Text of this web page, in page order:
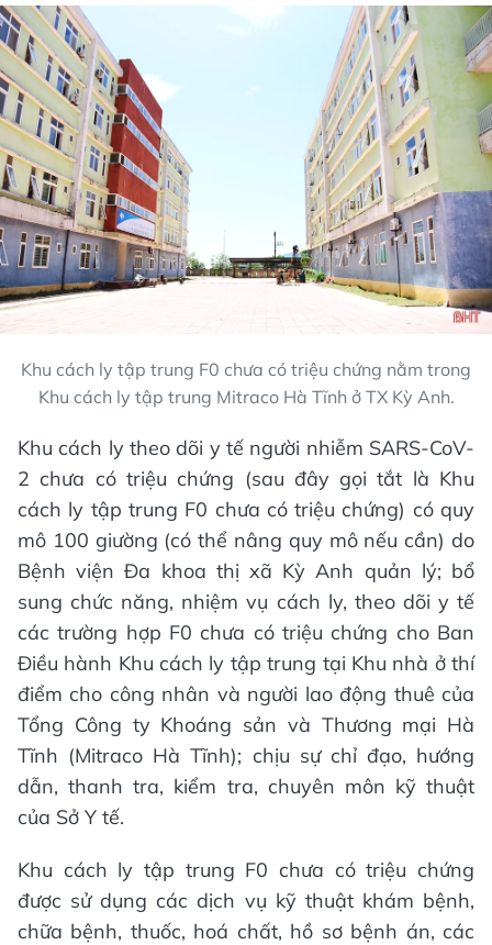
Khu cách ly tập trung F0 chưa có triệu chứng nằm trong
Khu cách ly tập trung Mitraco Hà Tĩnh ở TX Kỳ Anh.
Khu cách ly theo dõi y tế người nhiễm SARS-CoV-
2 chưa có triệu chứng (sau đây gọi tắt là Khu
cách ly tập trung F0 chưa có triệu chứng) có quy
mô 100 giường (có thể nâng quy mô nếu cần) do
Bệnh viện Đa khoa thị xã Kỳ Anh quản lý; bổ
sung chức năng, nhiệm vụ cách ly, theo dõi y tế
các trường hợp F0 chưa có triệu chứng cho Ban
Điều hành Khu cách ly tập trung tại Khu nhà ở thí
điểm cho công nhân và người lao động thuê của
Tổng Công ty Khoáng sản và Thương mại Hà
Tĩnh (Mitraco Hà Tĩnh); chịu sự chỉ đạo, hướng
dẫn, thanh tra, kiểm tra, chuyên môn kỹ thuật
của Sở Y tế.
Khu cách ly tập trung F0 chưa có triệu chứng
được sử dụng các dịch vụ kỹ thuật khám bệnh,
chữa bệnh, thuốc, hoá chất, hồ sơ bệnh án, các